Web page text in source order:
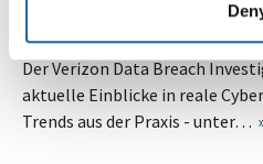
19.05.2026
Der Verizon Data Breach
aktuelle Einblicke in reale
Trends aus der Praxis - unter…